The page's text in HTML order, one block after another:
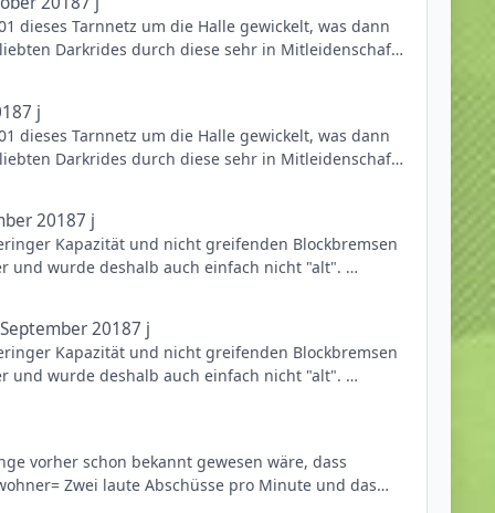
abgerissen oder aufwendig umthematisiert
dieses Tarnnetz um die Halle gewickelt, was dann
Darkrides durch diese sehr in Mitleidenschaft
abgerissen oder aufwendig umthematisiert
7 j
dieses Tarnnetz um die Halle gewickelt, was dann
Darkrides durch diese sehr in Mitleidenschaft
abgerissen oder aufwendig umthematisiert
20187 j
Kapazität und nicht greifenden Blockbremsen
und wurde deshalb auch einfach nicht "alt".
meisten Besucher war. Ob das genauso gewesen
20187 j
Kapazität und nicht greifenden Blockbremsen
und wurde deshalb auch einfach nicht "alt".
meisten Besucher war. Ob das genauso gewesen
vorher schon bekannt gewesen wäre, dass
Zwei laute Abschüsse pro Minute und das